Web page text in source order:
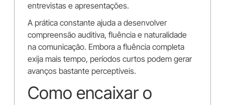
entrevistas e apresentações.
A prática constante ajuda a desenvolver
compreensão auditiva, fluência e naturalidade
na comunicação. Embora a fluência completa
exija mais tempo, períodos curtos podem gerar
avanços bastante perceptíveis.
Como encaixar o